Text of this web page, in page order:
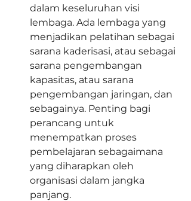
dalam keseluruhan visi
lembaga. Ada lembaga yang
menjadikan pelatihan sebagai
sarana kaderisasi, atau sebagai
sarana pengembangan
kapasitas, atau sarana
pengembangan jaringan, dan
sebagainya. Penting bagi
perancang untuk
menempatkan proses
pembelajaran sebagaimana
yang diharapkan oleh
organisasi dalam jangka
panjang.